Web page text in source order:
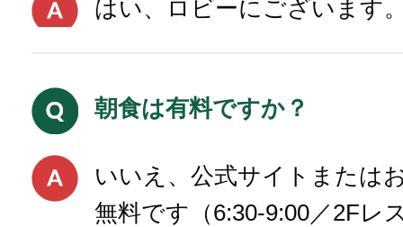
はい、ロビーにございます
朝食は有料ですか？
いいえ、公式サイトまたは
無料です（6:30-9:00／2Fレ